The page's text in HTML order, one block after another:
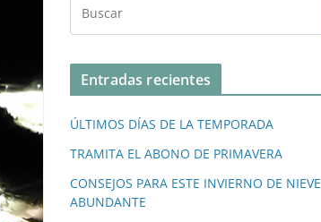
Entradas recientes
ÚLTIMOS DÍAS DE LA TEMPORADA
TRAMITA EL ABONO DE PRIMAVERA
CONSEJOS PARA ESTE INVIERNO DE NIEVE
ABUNDANTE